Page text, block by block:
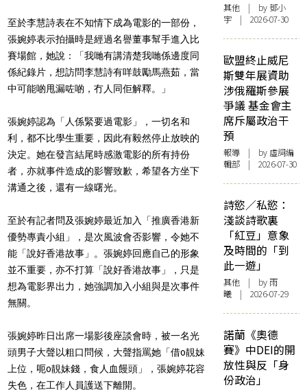
至於李慧詩表在不知情下成為電影的一部份，
張婉婷表示拍攝時是經過名譽董事幫手進入比
賽場館，她說：「我哋有講清楚我哋係邊度同
係紀錄片，想訪問李慧詩有咩鼓勵馬燕茹，當
中可能啲甩漏咗啲，冇人同佢解釋。」
張婉婷認為「人係緊要過電影」，一切名和
利，都不比學生重要，因此有毅然停止放映的
決定。她在發言結尾時感激電影的所有持份
者，亦就事件造成的影響致歉，希望各方坐下
溝通之後，還有一線曙光。
至於有記者問及張婉婷最近加入「推廣香港新
優勢專責小組」，是次風波會否影響，令她不
能「說好香港故事」。張婉婷回應自己的形象
並不重要，亦不打算「說好香港故事」，只是
想為電影界出力，她強調加入小組與是次事件
無關。
張婉婷昨日出席一場影後座談會時，被一名光
頭男子大聲以粗口問候，大聲指罵她「借o靚妹
上位，呃o靚妹錢，食人血饅頭」，張婉婷花容
失色，在工作人員護送下離開。
其他 | by 鄧小
宇 | 2026-07-30
歐盟終止威尼
斯雙年展資助
涉俄羅斯參展
爭議 基金會主
席斥屬政治干
預
報導 | by 虛詞編
輯部 | 2026-07-30
詩慾／私慾：
淺談詩歌裏
「紅豆」意象
及時間的「到
此一遊」
其他 | by 雨
曦 | 2026-07-29
諾蘭《奧德
賽》中DEI的開
放性與反「身
份政治」